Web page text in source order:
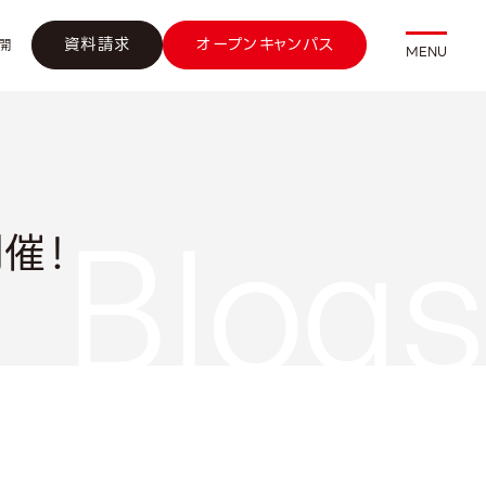
資料請求 オープンキャンパス MENU
！